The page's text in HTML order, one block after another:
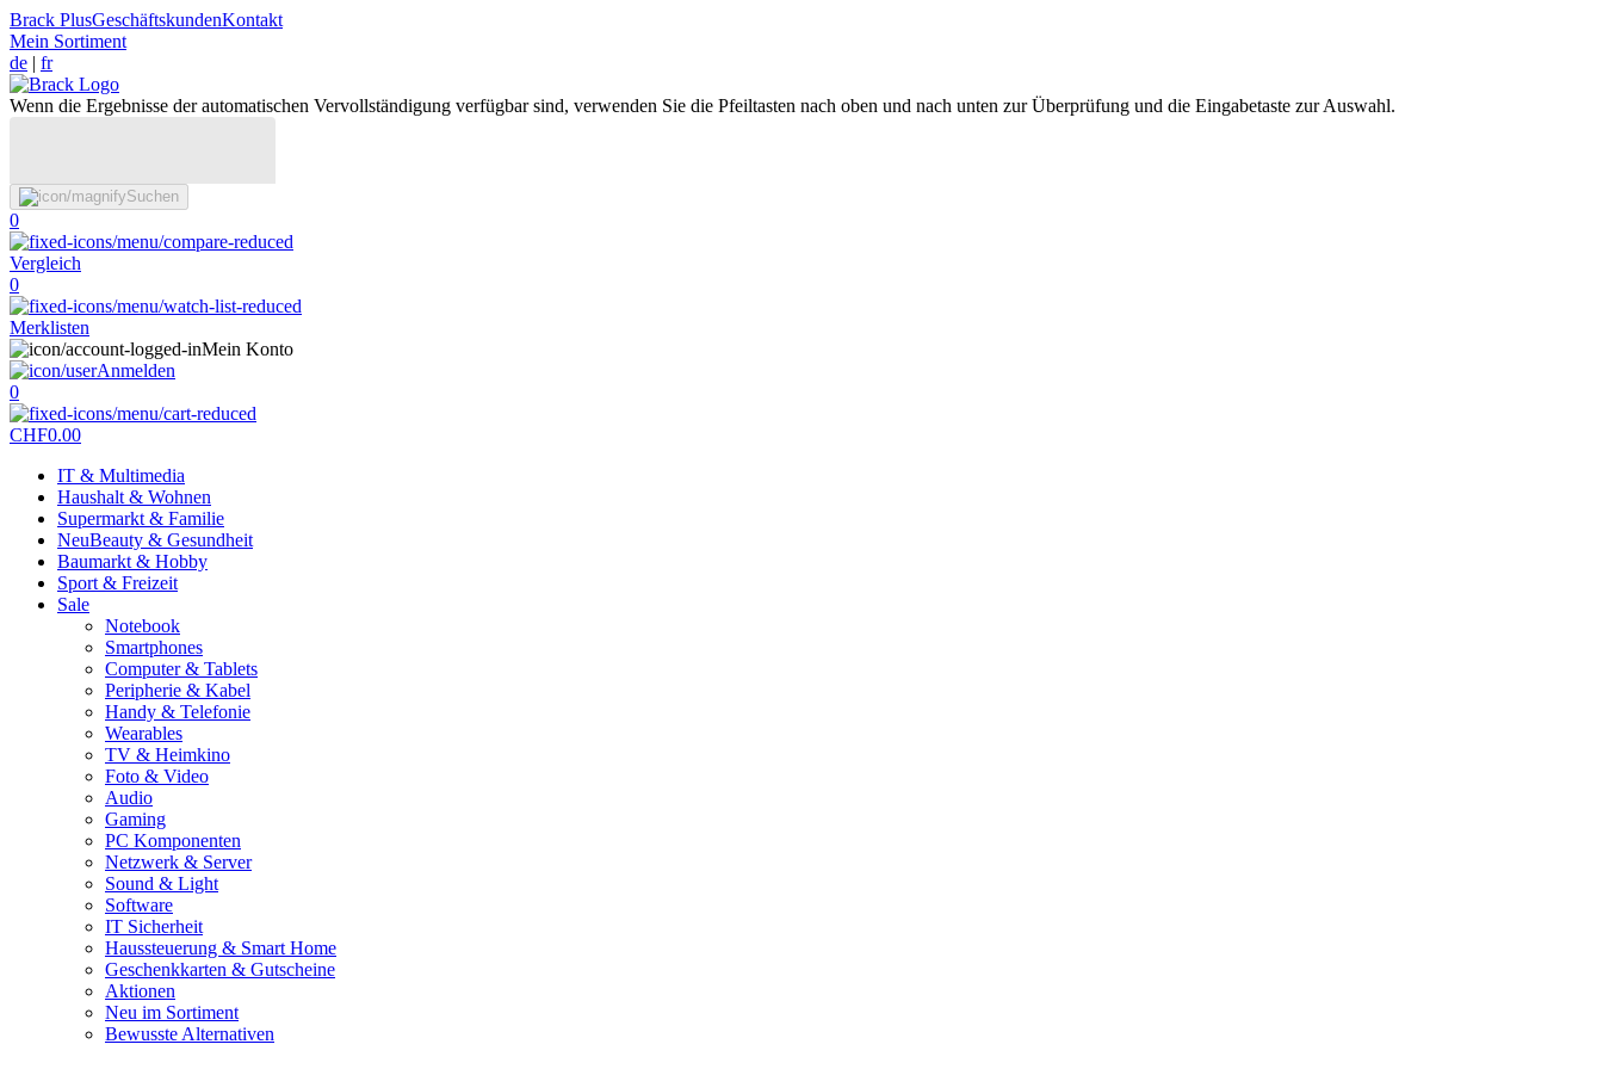
Brack PlusGeschäftskundenKontakt
Mein Sortiment
de | fr
Wenn die Ergebnisse der automatischen Vervollständigung verfügbar sind, verwenden Sie die Pfeiltasten nach oben und nach unten zur Überprüfung und die Eingabetaste zur Auswahl.
Suchen
0
Vergleich
0
Merklisten
Mein Konto
Anmelden
0
CHF0.00
IT & Multimedia
Haushalt & Wohnen
Supermarkt & Familie
NeuBeauty & Gesundheit
Baumarkt & Hobby
Sport & Freizeit
Sale
Notebook
Smartphones
Computer & Tablets
Peripherie & Kabel
Handy & Telefonie
Wearables
TV & Heimkino
Foto & Video
Audio
Gaming
PC Komponenten
Netzwerk & Server
Sound & Light
Software
IT Sicherheit
Haussteuerung & Smart Home
Geschenkkarten & Gutscheine
Aktionen
Neu im Sortiment
Bewusste Alternativen